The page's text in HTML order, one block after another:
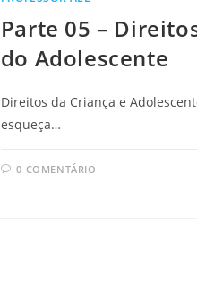
Parte 05 –
do Adolescente
Direitos da Criança e
esqueça…
0 COMENTÁRIO